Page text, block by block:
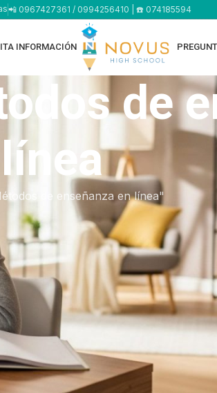
📲 0967427361 / 0994256410 | ☎️ 074185594
INFORMACIÓN
de
de enseñanza en línea"